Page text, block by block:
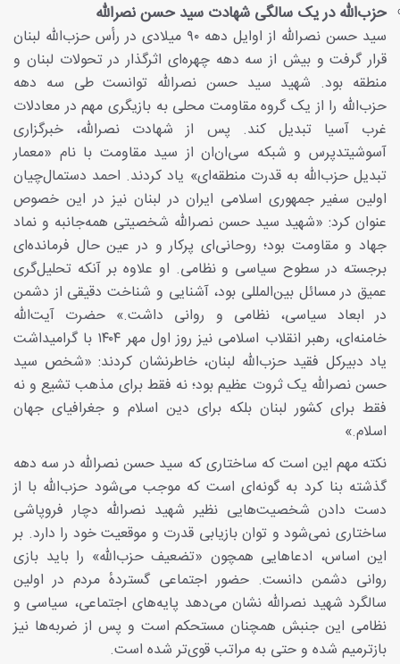
حزب‌الله در یک سالگی شهادت سید حسن نصرالله
سید حسن نصرالله از اوایل دهه ۹۰ میلادی در رأس حزب‌الله لبنان
قرار گرفت و بیش از سه دهه چهره‌ای اثرگذار در تحولات لبنان و
منطقه بود. شهید سید حسن نصرالله توانست طی سه دهه
حزب‌الله را از یک گروه مقاومت محلی به بازیگری مهم در معادلات
غرب آسیا تبدیل کند. پس از شهادت نصرالله، خبرگزاری
آسوشیتدپرس و شبکه سی‌ان‌ان از سید مقاومت با نام «معمار
تبدیل حزب‌الله به قدرت منطقه‌ای» یاد کردند. احمد دستمال‌چیان
اولین سفیر جمهوری اسلامی ایران در لبنان نیز در این خصوص
عنوان کرد: «شهید سید حسن نصرالله شخصیتی همه‌جانبه و نماد
جهاد و مقاومت بود؛ روحانی‌ای پرکار و در عین حال فرمانده‌ای
برجسته در سطوح سیاسی و نظامی. او علاوه بر آنکه تحلیل‌گری
عمیق در مسائل بین‌المللی بود، آشنایی و شناخت دقیقی از دشمن
در ابعاد سیاسی، نظامی و روانی داشت.» حضرت‌ آیت‌الله
خامنه‌ای، رهبر انقلاب اسلامی نیز روز اول مهر ۱۴۰۴ با گرامیداشت
یاد دبیرکل فقید حزب‌الله لبنان، خاطرنشان کردند: «شخص سید
حسن نصرالله یک ثروت عظیم بود؛ نه فقط برای مذهب تشیع و نه
فقط برای کشور لبنان بلکه برای دین اسلام و جغرافیای جهان
اسلام.»
نکته مهم این است که ساختاری که سید حسن نصرالله در سه دهه
گذشته بنا کرد به گونه‌ای است که موجب می‌شود حزب‌الله با از
دست دادن شخصیت‌هایی نظیر شهید نصرالله دچار فروپاشی
ساختاری نمی‌شود و توان بازیابی قدرت و موقعیت خود را دارد. بر
این اساس، ادعاهایی همچون «تضعیف حزب‌الله» را باید بازی
روانی دشمن دانست. حضور اجتماعی گستردهٔ مردم در اولین
سالگرد شهید نصرالله نشان می‌دهد پایه‌های اجتماعی، سیاسی و
نظامی این جنبش همچنان مستحکم است و پس از ضربه‌ها نیز
بازترمیم شده و حتی به مراتب قوی‌تر شده است.